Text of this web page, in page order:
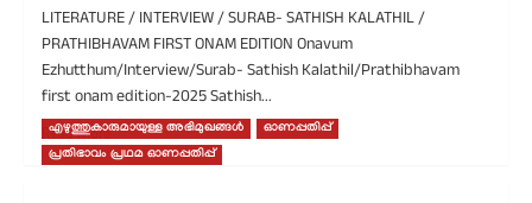
കൈലാസ്-
കളത്തിൽ/
പ്രതിഭാവം
പ്രഥമ
ഓണപ്പതിപ്പ്-2025
LITERATURE / INTERVIEW / SURAB- SATHISH KALATHIL /
PRATHIBHAVAM FIRST ONAM EDITION Onavum
Ezhutthum/Interview/Surab- Sathish Kalathil/Prathibhavam
first onam edition-2025 Sathish...
Read MoreRead
more
എഴുത്തുകാരുമായുള്ള അഭിമുഖങ്ങൾ
ഓണപ്പതിപ്പ്
പ്രതിഭാവം പ്രഥമ ഓണപ്പതിപ്പ്